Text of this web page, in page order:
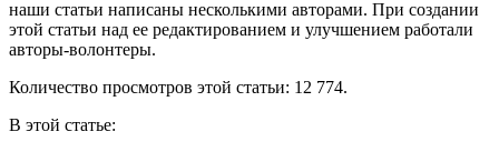
наши статьи написаны несколькими авторами. При создании
этой статьи над ее редактированием и улучшением работали
авторы-волонтеры.
Количество просмотров этой статьи: 12 774.
В этой статье: